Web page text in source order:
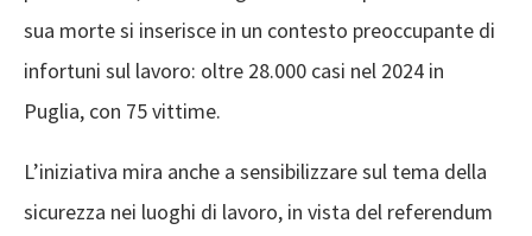
sua morte si inserisce in un contesto preoccupante di
infortuni sul lavoro: oltre 28.000 casi nel 2024 in
Puglia, con 75 vittime.
L’iniziativa mira anche a sensibilizzare sul tema della
sicurezza nei luoghi di lavoro, in vista del referendum